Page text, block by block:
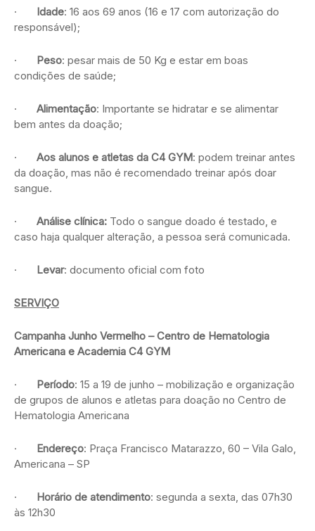
· Idade: 16 aos 69 anos (16 e 17 com autorização do
responsável);
· Peso: pesar mais de 50 Kg e estar em boas
condições de saúde;
· Alimentação: Importante se hidratar e se alimentar
bem antes da doação;
· Aos alunos e atletas da C4 GYM: podem treinar antes
da doação, mas não é recomendado treinar após doar
sangue.
· Análise clínica: Todo o sangue doado é testado, e
caso haja qualquer alteração, a pessoa será comunicada.
· Levar: documento oficial com foto
SERVIÇO
Campanha Junho Vermelho – Centro de Hematologia
Americana e Academia C4 GYM
· Período: 15 a 19 de junho – mobilização e organização
de grupos de alunos e atletas para doação no Centro de
Hematologia Americana
· Endereço: Praça Francisco Matarazzo, 60 – Vila Galo,
Americana – SP
· Horário de atendimento: segunda a sexta, das 07h30
às 12h30